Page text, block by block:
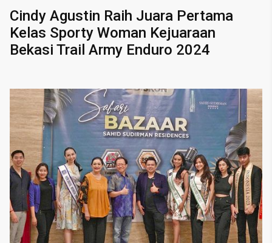
Cindy Agustin Raih Juara Pertama
Kelas Sporty Woman Kejuaraan
Bekasi Trail Army Enduro 2024